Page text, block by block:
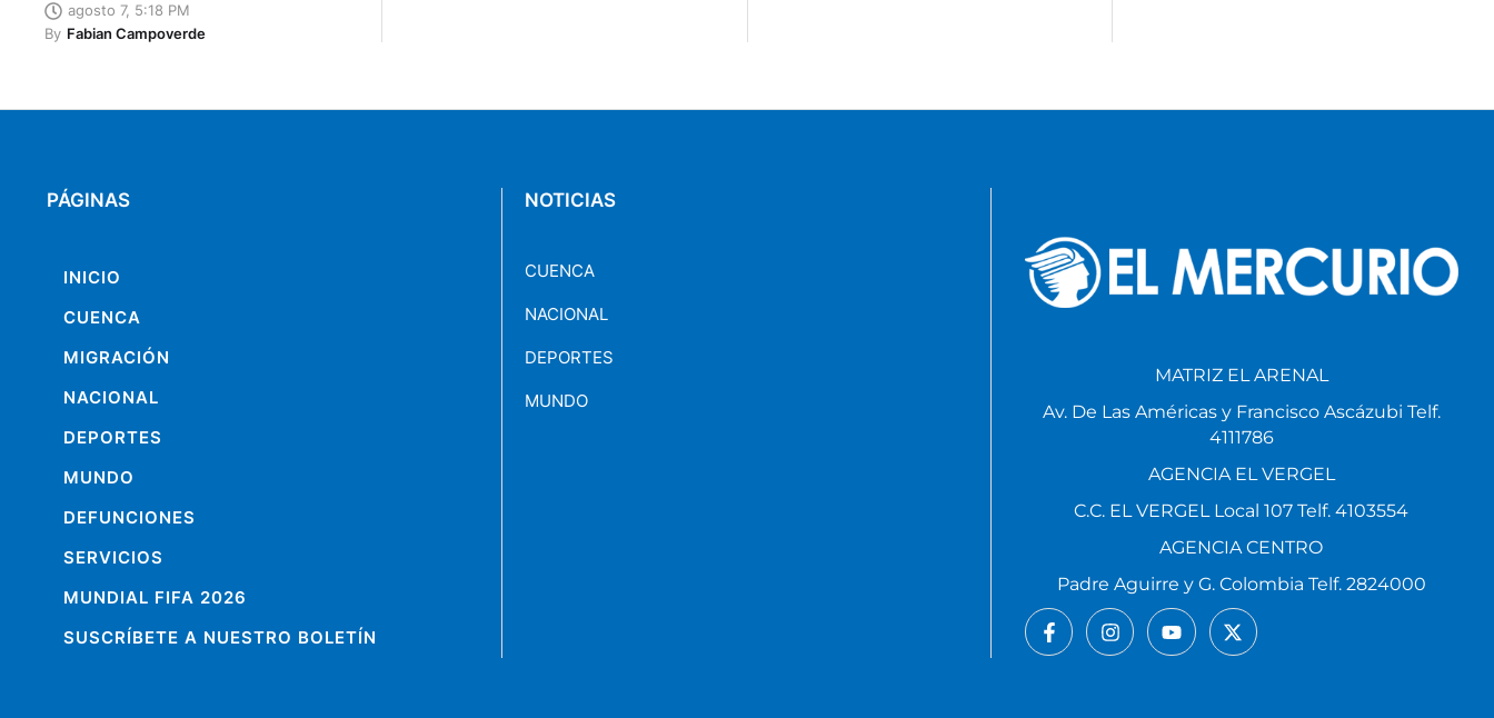
agosto 7, 5:18 PM
By Fabian Campoverde
PÁGINAS
INICIO
CUENCA
MIGRACIÓN
NACIONAL
DEPORTES
MUNDO
DEFUNCIONES
SERVICIOS
MUNDIAL FIFA 2026
SUSCRÍBETE A NUESTRO BOLETÍN
NOTICIAS
CUENCA
NACIONAL
DEPORTES
MUNDO
MATRIZ EL ARENAL
Av. De Las Américas y Francisco Ascázubi Telf.
4111786
AGENCIA EL VERGEL
C.C. EL VERGEL Local 107 Telf. 4103554
AGENCIA CENTRO
Padre Aguirre y G. Colombia Telf. 2824000